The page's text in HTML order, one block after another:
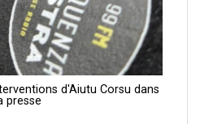
d'Aiutu Corsu dans
presse